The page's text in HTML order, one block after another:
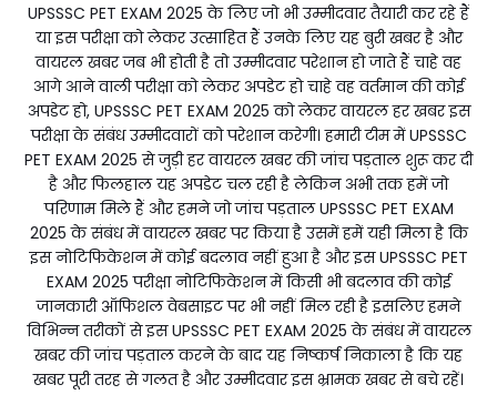
UPSSSC PET EXAM 2025 के लिए जो भी उम्मीदवार तैयारी कर रहे हैं
या इस परीक्षा को लेकर उत्साहित हैं उनके लिए यह बुरी खबर है और
वायरल खबर जब भी होती है तो उम्मीदवार परेशान हो जाते हैं चाहे वह
आगे आने वाली परीक्षा को लेकर अपडेट हो चाहे वह वर्तमान की कोई
अपडेट हो, UPSSSC PET EXAM 2025 को लेकर वायरल हर खबर इस
परीक्षा के संबंध उम्मीदवारों को परेशान करेगी। हमारी टीम में UPSSSC
PET EXAM 2025 से जुड़ी हर वायरल खबर की जांच पड़ताल शुरू कर दी
है और फिलहाल यह अपडेट चल रही है लेकिन अभी तक हमें जो
परिणाम मिले हैं और हमने जो जांच पड़ताल UPSSSC PET EXAM
2025 के संबंध में वायरल खबर पर किया है उसमें हमें यही मिला है कि
इस नोटिफिकेशन में कोई बदलाव नहीं हुआ है और इस UPSSSC PET
EXAM 2025 परीक्षा नोटिफिकेशन में किसी भी बदलाव की कोई
जानकारी ऑफिशल वेबसाइट पर भी नहीं मिल रही है इसलिए हमने
विभिन्न तरीकों से इस UPSSSC PET EXAM 2025 के संबंध में वायरल
खबर की जांच पड़ताल करने के बाद यह निष्कर्ष निकाला है कि यह
खबर पूरी तरह से गलत है और उम्मीदवार इस भ्रामक खबर से बचे रहें।